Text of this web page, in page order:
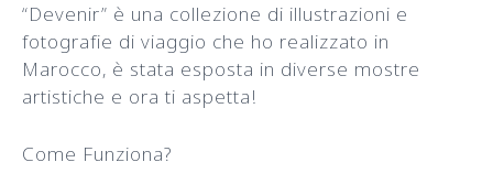
“Devenir” è una collezione di illustrazioni e
fotografie di viaggio che ho realizzato in
Marocco, è stata esposta in diverse mostre
artistiche e ora ti aspetta!
Come Funziona?